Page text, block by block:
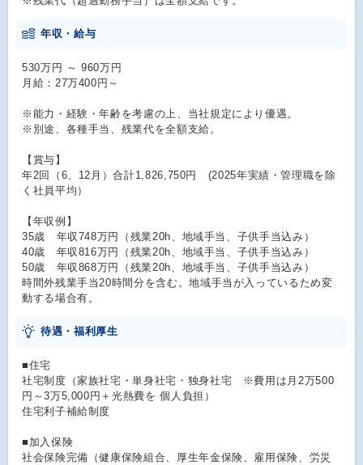
年収・給与
530万円 ～ 960万円
月給：27万400円～
※能力・経験・年齢を考慮の上、当社規定により優遇。
※別途、各種手当、残業代を全額支給。
【賞与】
年2回（6、12月）合計1,826,750円 (2025年実績・管理職を除
く社員平均）
【年収例】
35歳 年収748万円（残業20h、地域手当、子供手当込み）
40歳 年収816万円（残業20h、地域手当、子供手当込み）
50歳 年収868万円（残業20h、地域手当、子供手当込み）
時間外残業手当20時間分を含む。地域手当が入っているため変
動する場合有。
待遇・福利厚生
■住宅
社宅制度（家族社宅・単身社宅・独身社宅 ※費用は月2万500
円～3万5,000円＋光熱費を 個人負担）
住宅利子補給制度
■加入保険
社会保険完備（健康保険組合、厚⽣年⾦保険、雇⽤保険、労災